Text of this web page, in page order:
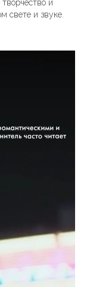
и
свете и звуке.